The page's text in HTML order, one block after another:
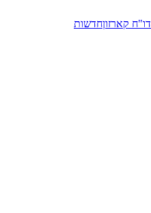
דו"ח קארזוןחדשות